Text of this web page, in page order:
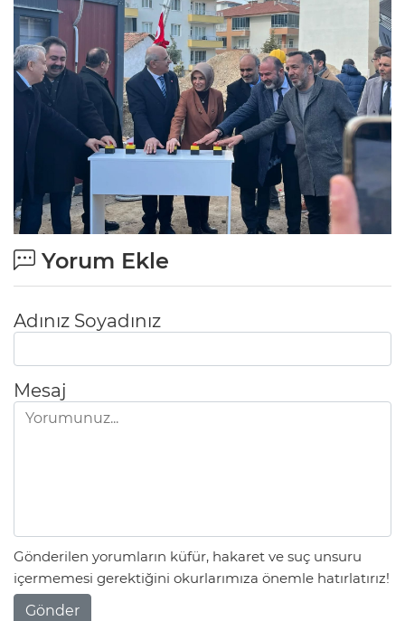
Yorum Ekle
Adınız Soyadınız
Mesaj
Gönderilen yorumların küfür, hakaret ve suç unsuru
içermemesi gerektiğini okurlarımıza önemle hatırlatırız!
Gönder